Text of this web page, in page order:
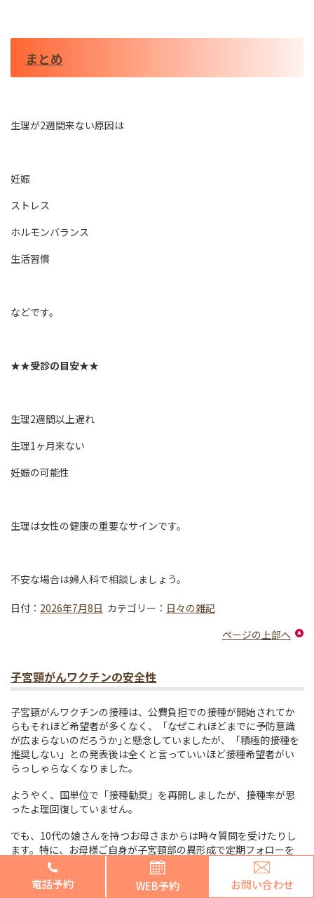
まとめ
生理が2週間来ない原因は
妊娠
ストレス
ホルモンバランス
生活習慣
などです。
★★受診の目安★★
生理2週間以上遅れ
生理1ヶ月来ない
妊娠の可能性
生理は女性の健康の重要なサインです。
不安な場合は婦人科で相談しましょう。
日付： 2026年7月8日 カテゴリー： 日々の雑記
ページの上部へ
子宮頸がんワクチンの安全性
子宮頸がんワクチンの接種は、公費負担での接種が開始されてか
らもそれほど希望者が多くなく、「なぜこれほどまでに予防意識
が広まらないのだろうか｣と懸念していましたが、「積極的接種を
推奨しない」との発表後は全くと言っていいほど接種希望者がい
らっしゃらなくなりました。
ようやく、国単位で「接種勧奨」を再開しましたが、接種率が思
ったよ理回復していません。
でも、10代の娘さんを持つお母さまからは時々質問を受けたりし
ます。特に、お母様ご自身が子宮頸部の異形成で定期フォローを
受けていらしたりすると、「娘には同じ思いをさせたくない」と
いうお気持ちもあるようです。ワクチン接種を受けさせたいけれ
ど、メディアの報道を見ていると怖くなるという意見が多いため、
電話予約 WEB予約 お問い合わせ